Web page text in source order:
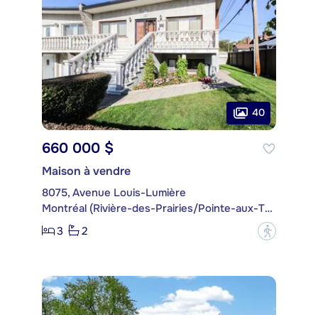
40
660 000 $
Maison à vendre
8075, Avenue Louis-Lumière
Montréal (Rivière-des-Prairies/Pointe-aux-Trembles)
3
2 ?